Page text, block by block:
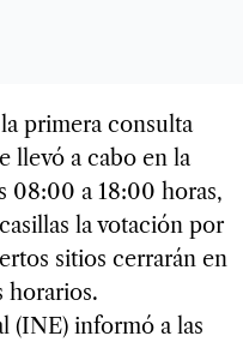
primera consulta
llevó a cabo en la
08:00 a 18:00 horas,
la votación por
sitios cerrarán en
horarios.
(INE) informó a las